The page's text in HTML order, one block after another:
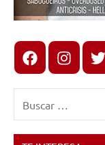
FacebookInstagram
X